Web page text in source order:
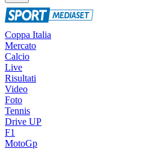
Coppa Italia
Mercato
Calcio
Live
Risultati
Video
Foto
Tennis
Drive UP
F1
MotoGp